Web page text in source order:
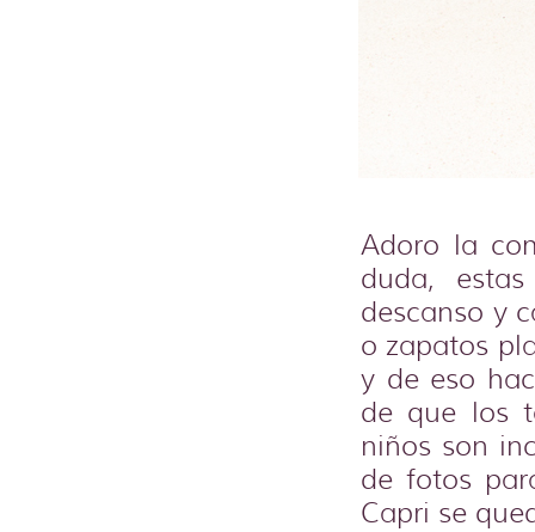
Adoro la
duda,
descanso y
o zapatos
y de eso
de que los
niños son
de fotos
Capri se